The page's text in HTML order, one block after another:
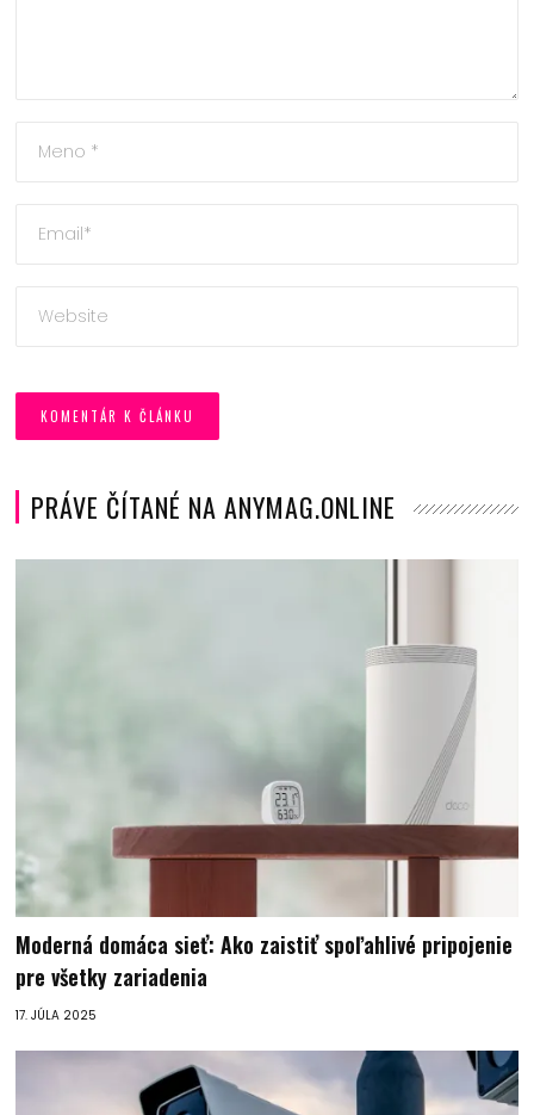
PRÁVE ČÍTANÉ NA ANYMAG.ONLINE
Moderná domáca sieť: Ako zaistiť spoľahlivé pripojenie
pre všetky zariadenia
17. JÚLA 2025